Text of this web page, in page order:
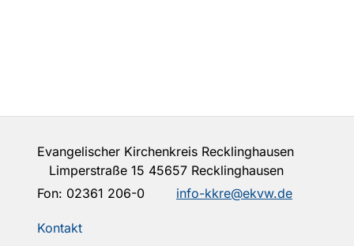
Evangelischer Kirchenkreis Recklinghausen
Limperstraße 15 45657 Recklinghausen
Fon: 02361 206-0 info-kkre@ekvw.de
Kontakt